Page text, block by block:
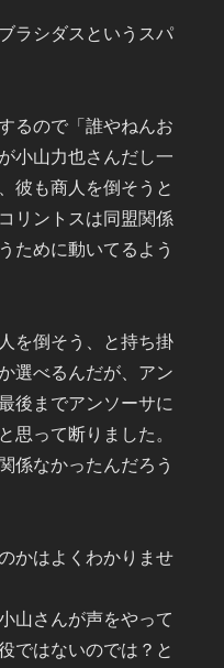
ラシダスというスパ
るので「誰やねんお
小山力也さんだし一
彼も商人を倒そうと
リントスは同盟関係
ために動いてるよう
を倒そう、と持ち掛
選べるんだが、アン
後までアンソーサに
思って断りました。
係なかったんだろう
かはよくわかりませ
山さんが声をやって
ではないのでは？と